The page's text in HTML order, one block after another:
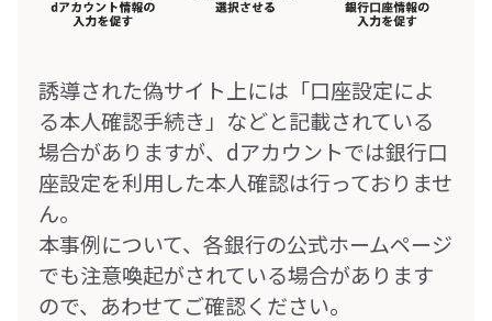
誘導された偽サイト上には「口座設定によ
る本人確認手続き」などと記載されている
場合がありますが、dアカウントでは銀行口
座設定を利用した本人確認は行っておりませ
ん。
本事例について、各銀行の公式ホームページ
でも注意喚起がされている場合があります
ので、あわせてご確認ください。